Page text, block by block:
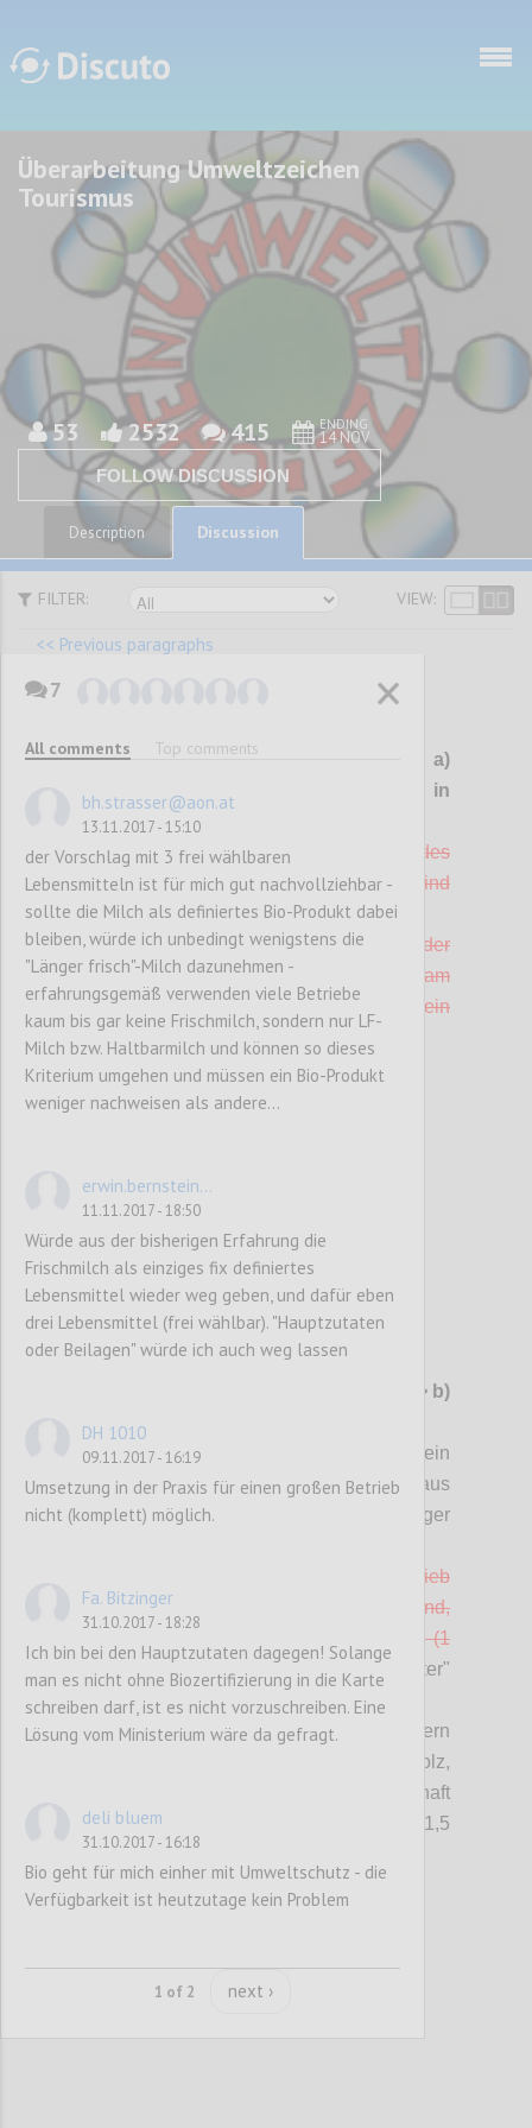
Discuto
Discuto
Überarbeitung Umweltzeichen
Tourismus
53 2532 415 ENDING
14 NOV
FOLLOW DISCUSSION
Description Discussion
FILTER: VIEW:
<< Previous paragraphs
G 10 Boden- und
a)
gestrichen, da schwer prüfbar, b) in
Kriterium "Gebrauchsgüter" integriert
a) Alle Boden- undWandbeläge
/ Tapeten des
Betriebes bzw. des Betriebsstandortes sind
PVC-frei (1 Punkt)
b) Mindestens 10 % der Bodenbeläge oder
Wandbeläge, die im Betrieb bzw. am
Betriebsstandort vorhanden sind, tragen ein
Umweltzeichen nach ISO Typ I (1 Punkt).
P102
-> b)
in Kriterium "Gebrauchsgüter" integriert
a) Für (Garten-) Möbel aus Holz liegt ein
Nachweis vor, dass das verwendete Holz aus
regionaler und
nachhaltiger
b) Mindestens 10 % der Möbel, die im Betrieb
bzw. am Betriebsstandort vorhanden sind,
tragen ein Umweltzeichen nach ISO Typ I (1
Punkt).
-> b) in Kriterium "Gebrauchsgüter"
integriert
c) Mindestens 70% der Möbel in den Zimmern
aus Vollholz,
idealerweise aus nachhaltiger Holzwirtschaft
(mit PEFC oder FSC-Gütesiegel). (1,5
Punkte)
7
All comments Top comments
bh.strasser@aon.at
13.11.2017 - 15:10
der Vorschlag mit 3 frei wählbaren
Lebensmitteln ist für mich gut nachvollziehbar -
sollte die Milch als definiertes Bio-Produkt dabei
bleiben, würde ich unbedingt wenigstens die
"Länger frisch"-Milch dazunehmen -
erfahrungsgemäß verwenden viele Betriebe
kaum bis gar keine Frischmilch, sondern nur LF-
Milch bzw. Haltbarmilch und können so dieses
Kriterium umgehen und müssen ein Bio-Produkt
weniger nachweisen als andere...
erwin.bernstein...
11.11.2017 - 18:50
Würde aus der bisherigen Erfahrung die
Frischmilch als einziges fix definiertes
Lebensmittel wieder weg geben, und dafür eben
drei Lebensmittel (frei wählbar). "Hauptzutaten
oder Beilagen" würde ich auch weg lassen
DH 1010
09.11.2017 - 16:19
Umsetzung in der Praxis für einen großen Betrieb
nicht (komplett) möglich.
Fa. Bitzinger
31.10.2017 - 18:28
Ich bin bei den Hauptzutaten dagegen! Solange
man es nicht ohne Biozertifizierung in die Karte
schreiben darf, ist es nicht vorzuschreiben. Eine
Lösung vom Ministerium wäre da gefragt.
deli bluem
31.10.2017 - 16:18
Bio geht für mich einher mit Umweltschutz - die
Verfügbarkeit ist heutzutage kein Problem
1 of 2 next ›